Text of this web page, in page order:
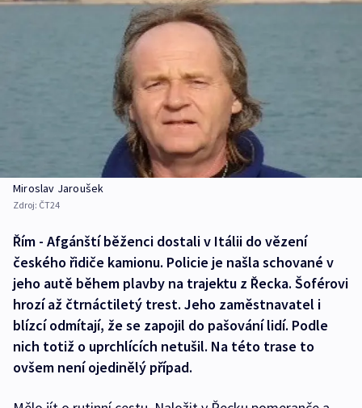
Miroslav Jaroušek
Zdroj: ČT24
Řím - Afgánští běženci dostali v Itálii do vězení
českého řidiče kamionu. Policie je našla schované v
jeho autě během plavby na trajektu z Řecka. Šoférovi
hrozí až čtrnáctiletý trest. Jeho zaměstnavatel i
blízcí odmítají, že se zapojil do pašování lidí. Podle
nich totiž o uprchlících netušil. Na této trase to
ovšem není ojedinělý případ.